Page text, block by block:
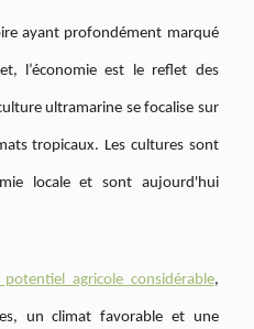
ayant profondément marqué
l’économie est le reflet des
ultramarine se focalise sur
tropicaux. Les cultures sont
locale et sont aujourd'hui
agricole considérable,
un climat favorable et une